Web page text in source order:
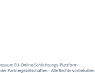
EU-Online-Schlichtungs-Plattform·
Partnergesellschaften - Alle Rechte vorbehalten.